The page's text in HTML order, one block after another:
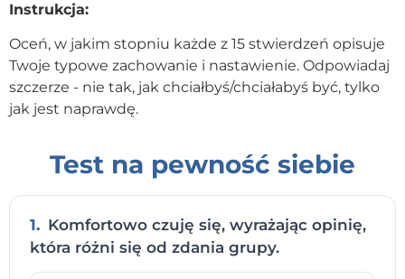
Instrukcja:
Oceń, w jakim stopniu każde z 15 stwierdzeń opisuje
Twoje typowe zachowanie i nastawienie. Odpowiadaj
szczerze - nie tak, jak chciałbyś/chciałabyś być, tylko
jak jest naprawdę.
Test na pewność siebie
1. Komfortowo czuję się, wyrażając opinię,
która różni się od zdania grupy.